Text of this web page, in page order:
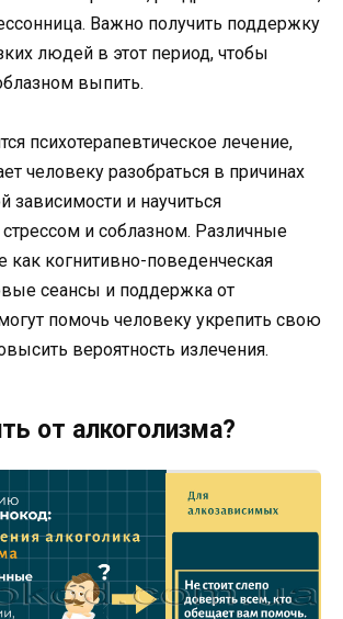
Важно получить поддержку
людей в этот период, чтобы
выпить.
психотерапевтическое лечение,
человеку разобраться в причинах
зависимости и научиться
стрессом и соблазном. Различные
как когнитивно-поведенческая
сеансы и поддержка от
помочь человеку укрепить свою
вероятность излечения.
от алкоголизма?